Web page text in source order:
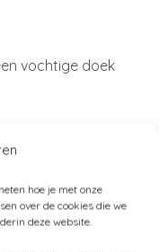
hoe je met onze
over de cookies die we
deze website.
vochtige doek
mooi voor je in.